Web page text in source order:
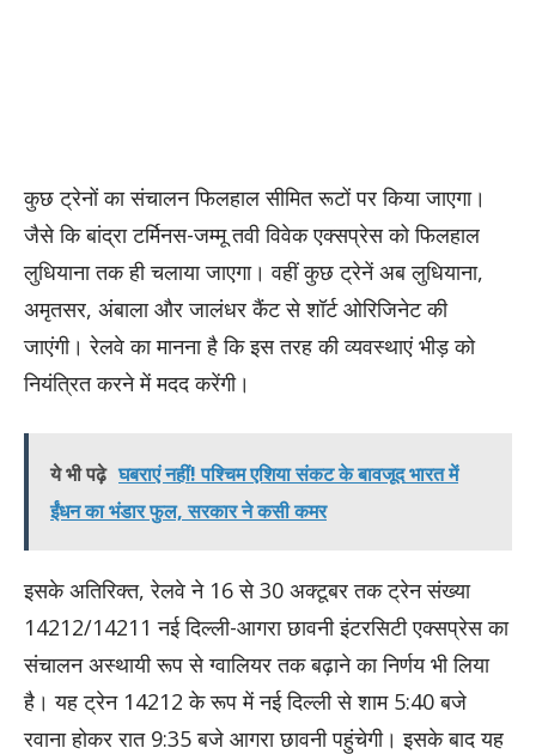
कुछ ट्रेनों का संचालन फिलहाल सीमित रूटों पर किया जाएगा।
जैसे कि बांद्रा टर्मिनस-जम्मू तवी विवेक एक्सप्रेस को फिलहाल
लुधियाना तक ही चलाया जाएगा। वहीं कुछ ट्रेनें अब लुधियाना,
अमृतसर, अंबाला और जालंधर कैंट से शॉर्ट ओरिजिनेट की
जाएंगी। रेलवे का मानना है कि इस तरह की व्यवस्थाएं भीड़ को
नियंत्रित करने में मदद करेंगी।
ये भी पढ़े घबराएं नहीं! पश्चिम एशिया संकट के बावजूद भारत में
ईंधन का भंडार फुल, सरकार ने कसी कमर
इसके अतिरिक्त, रेलवे ने 16 से 30 अक्टूबर तक ट्रेन संख्या
14212/14211 नई दिल्ली-आगरा छावनी इंटरसिटी एक्सप्रेस का
संचालन अस्थायी रूप से ग्वालियर तक बढ़ाने का निर्णय भी लिया
है। यह ट्रेन 14212 के रूप में नई दिल्ली से शाम 5:40 बजे
रवाना होकर रात 9:35 बजे आगरा छावनी पहुंचेगी। इसके बाद यह